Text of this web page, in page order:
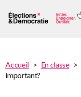
au
You
You
are
Accueil En classe
important?